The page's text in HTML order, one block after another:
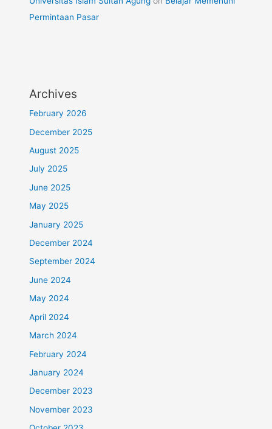
Permintaan Pasar
Archives
February 2026
December 2025
August 2025
July 2025
June 2025
May 2025
January 2025
December 2024
September 2024
June 2024
May 2024
April 2024
March 2024
February 2024
January 2024
December 2023
November 2023